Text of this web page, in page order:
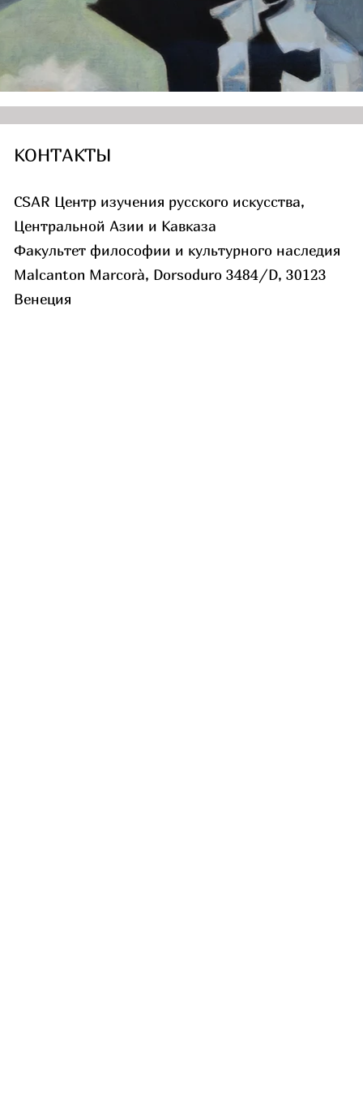
КОНТАКТЫ
CSAR Центр изучения русского искусства,
Центральной Азии и Кавказа
Факультет философии и культурного наследия
Malcanton Marcorà, Dorsoduro 3484/D, 30123
Венеция